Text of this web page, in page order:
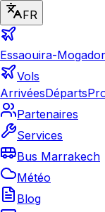
FR
Essaouira-Mogador
Vols
ArrivéesDéparts
Partenaires
Services
Bus Marrakech
Météo
Blog